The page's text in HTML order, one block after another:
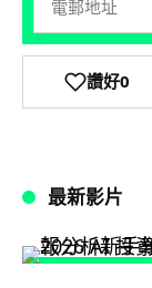
讚好0
最新影片